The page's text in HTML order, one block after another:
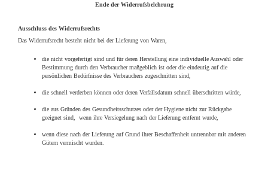
Ende der Widerrufsbelehrung
Ausschluss des Widerrufsrechts
Das Widerrufsrecht besteht nicht bei der Lieferung von Waren,
die nicht vorgefertigt sind und für deren Herstellung eine individuelle Auswahl oder
Bestimmung durch den Verbraucher maßgeblich ist oder die eindeutig auf die
persönlichen Bedürfnisse des Verbrauchers zugeschnitten sind,
die schnell verderben können oder deren Verfallsdatum schnell überschritten würde,
die aus Gründen des Gesundheitsschutzes oder der Hygiene nicht zur Rückgabe
geeignet sind, wenn ihre Versiegelung nach der Lieferung entfernt wurde,
wenn diese nach der Lieferung auf Grund ihrer Beschaffenheit untrennbar mit anderen
Gütern vermischt wurden.